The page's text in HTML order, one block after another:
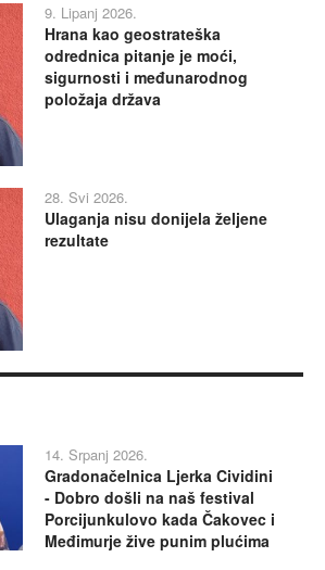
9. Lipanj 2026.
Hrana kao geostrateška
odrednica pitanje je moći,
sigurnosti i međunarodnog
položaja država
28. Svi 2026.
Ulaganja nisu donijela željene
rezultate
14. Srpanj 2026.
Gradonačelnica Ljerka Cividini
- Dobro došli na naš festival
Porcijunkulovo kada Čakovec i
Međimurje žive punim plućima